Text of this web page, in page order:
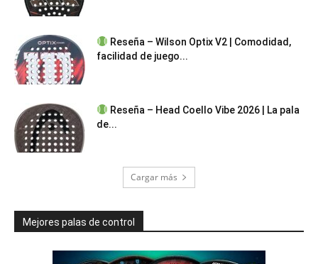
Reseña – Wilson Optix V2 | Comodidad,
facilidad de juego...
Reseña – Head Coello Vibe 2026 | La pala
de...
Cargar más
Mejores palas de control